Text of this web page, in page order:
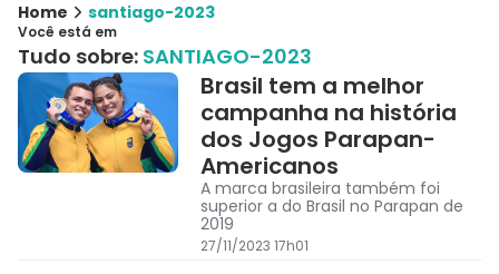
Home santiago-2023
Você está em
Tudo sobre: SANTIAGO-2023
Brasil tem a melhor
campanha na história
dos Jogos Parapan-
Americanos
A marca brasileira também foi
superior a do Brasil no Parapan de
2019
27/11/2023 17h01